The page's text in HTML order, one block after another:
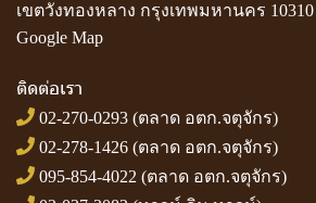
เขตวังทองหลาง กรุงเทพมหานคร 10310
Google Map
ติดต่อเรา
02-270-0293 (ตลาด อตก.จตุจักร)
02-278-1426 (ตลาด อตก.จตุจักร)
095-854-4022 (ตลาด อตก.จตุจักร)